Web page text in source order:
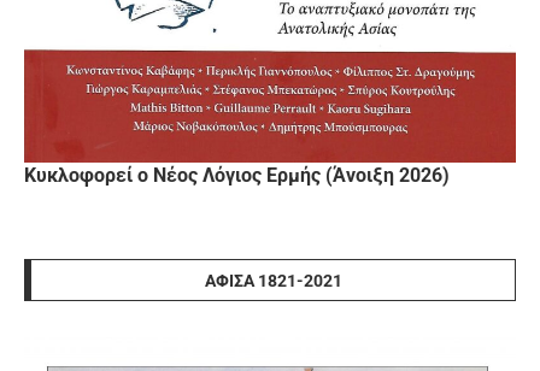
Κυκλοφορεί ο Νέος Λόγιος Ερμής (Άνοιξη 2026)
ΑΦΊΣΑ 1821-2021